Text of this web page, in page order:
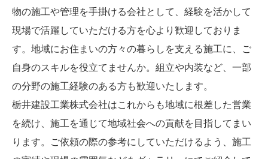
物の施工や管理を手掛ける会社として、経験を活かして
現場で活躍していただける方を心より歓迎しておりま
す。地域にお住まいの方々の暮らしを支える施工に、ご
自身のスキルを役立てませんか。組立や内装など、一部
の分野の施工経験のある方も歓迎いたします。
栃井建設工業株式会社はこれからも地域に根差した営業
を続け、施工を通じて地域社会への貢献を目指してまい
ります。ご依頼の際の参考にしていただけるよう、施工